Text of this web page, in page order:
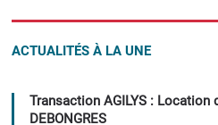
ACTUALITÉS À LA UNE
Transaction AGILYS : Location
DEBONGRES